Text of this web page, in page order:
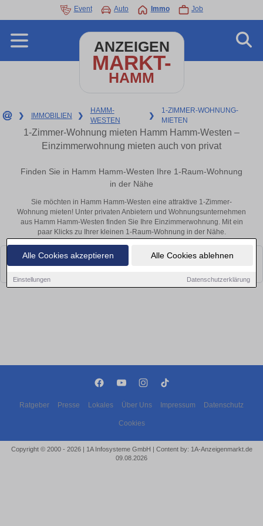
Alle Cookies akzeptieren Alle Cookies ablehnen
Einstellungen Datenschutzerklärung
Event Auto Immo Job
ANZEIGEN
MARKT-
HAMM
❯ IMMOBILIEN ❯
HAMM-
WESTEN
❯
1-ZIMMER-WOHNUNG-
MIETEN
1-Zimmer-Wohnung mieten Hamm Hamm-Westen –
Einzimmerwohnung mieten auch von privat
Finden Sie in Hamm Hamm-Westen Ihre 1-Raum-Wohnung
in der Nähe
Sie möchten in Hamm Hamm-Westen eine attraktive 1-Zimmer-
Wohnung mieten! Unter privaten Anbietern und Wohnungsunternehmen
aus Hamm Hamm-Westen finden Sie Ihre Einzimmerwohnung. Mit ein
paar Klicks zu Ihrer kleinen 1-Raum-Wohnung in der Nähe.
Leider konnten wir derzeit keine passenden Objekte finden. Schauen Sie
Ratgeber Presse Lokales Über Uns Impressum Datenschutz
Cookies
Copyright © 2000 - 2026 | 1A Infosysteme GmbH | Content by: 1A-Anzeigenmarkt.de
09.08.2026